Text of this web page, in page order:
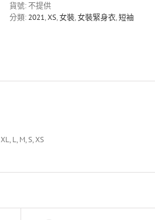
貨號:不提供
分類: 2021,XS,女裝,女裝緊身衣,短袖
XL, L, M, S, XS